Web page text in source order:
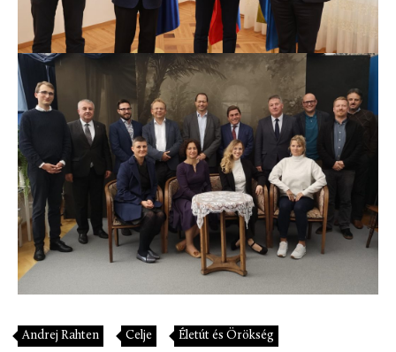
Andrej Rahten Celje Életút és Örökség